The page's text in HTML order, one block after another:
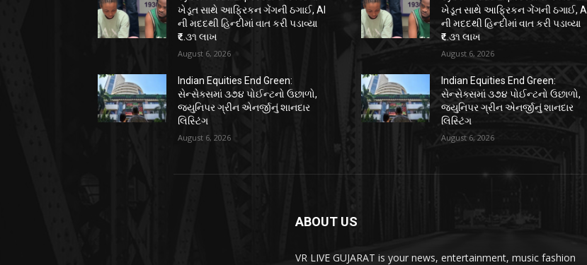
ખેડૂત સાથે આફ્રિકન ગેંગની ઠગાઈ, AI
ની મદદથી હિન્દીમાં વાત કરી પડાવ્યા
₹૬.૩૧ લાખ
August 6, 2026
Indian Equities End Green:
સેન્સેક્સમાં ૩૭૪ પોઈન્ટનો ઉછાળો,
જ્યુનિપર ગ્રીન એનર્જીનું શાનદાર
લિસ્ટિંગ
August 6, 2026
ખેડૂત સાથે આફ્રિકન ગેંગની ઠગાઈ, AI
ની મદદથી હિન્દીમાં વાત કરી પડાવ્યા
₹૬.૩૧ લાખ
August 6, 2026
Indian Equities End Green:
સેન્સેક્સમાં ૩૭૪ પોઈન્ટનો ઉછાળો,
જ્યુનિપર ગ્રીન એનર્જીનું શાનદાર
લિસ્ટિંગ
August 6, 2026
ABOUT US
VR LIVE GUJARAT is your news, entertainment, music fashion